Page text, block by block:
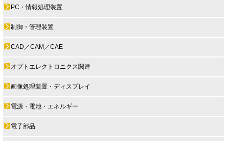
PC・情報処理装置
制御・管理装置
CAD／CAM／CAE
オプトエレクトロニクス関連
画像処理装置・ディスプレイ
電源・電池・エネルギー
電子部品